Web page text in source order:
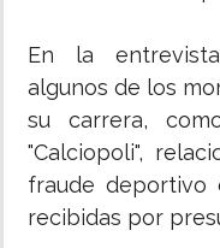
En la
algunos de los
su carrera,
"Calciopoli",
fraude deportivo
recibidas por